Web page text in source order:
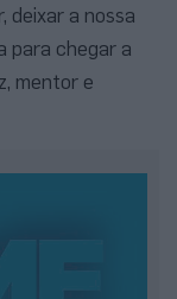
deixar a nossa
para chegar a
mentor e